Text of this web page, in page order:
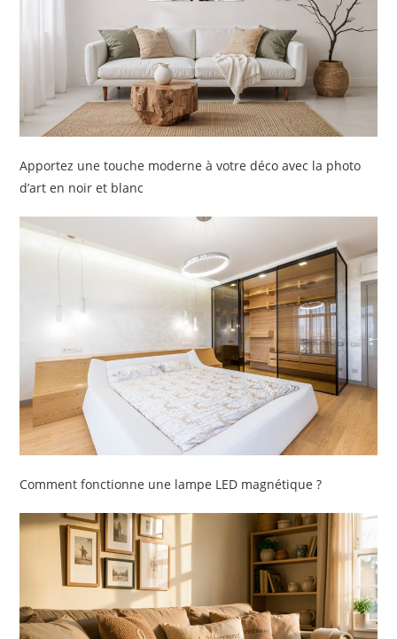
Apportez une touche moderne à votre déco avec la photo
d’art en noir et blanc
Comment fonctionne une lampe LED magnétique ?